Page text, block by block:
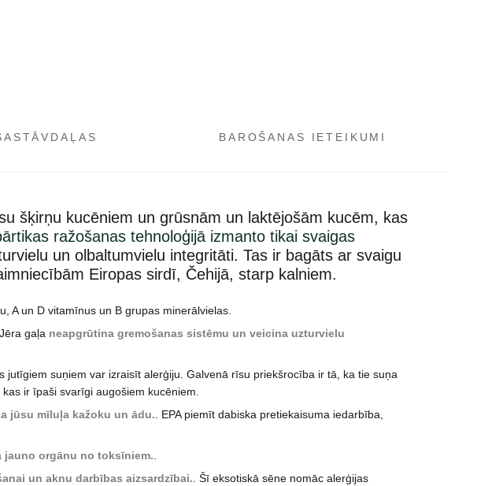
BAROŠANAS IETEIKUMI
šķirņu kucēniem un grūsnām un laktējošām kucēm, kas
ražošanas tehnoloģijā izmanto tikai svaigas
un olbaltumvielu integritāti. Tas ir bagāts ar svaigu
Eiropas sirdī, Čehijā, starp kalniem.
A un D vitamīnus un B grupas minerālvielas.
gaļa neapgrūtina gremošanas sistēmu un veicina uzturvielu
jutīgiem suņiem var izraisīt alerģiju. Galvenā rīsu priekšrocība ir tā, ka tie suņa
ir īpaši svarīgi augošiem kucēniem.
jūsu mīluļa kažoku un ādu.. EPA piemīt dabiska pretiekaisuma iedarbība,
orgānu no toksīniem.
un aknu darbības aizsardzībai.. Šī eksotiskā sēne nomāc alerģijas